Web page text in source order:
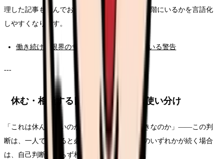
理した記事も読んでおくと、いま自分がどの段階にいるかを言語化
しやすくなります。
働き続ける限界のサイン：心と体が出している警告
---
休む・相談する目安と、相談先の使い分け
「これは休んでいいのか、もう少し頑張るべきなのか」――この判
断は、一人で抱えると必ず重くなります。次のいずれかが続く場合
は、自己判断で粘らず相談へ進んでください。